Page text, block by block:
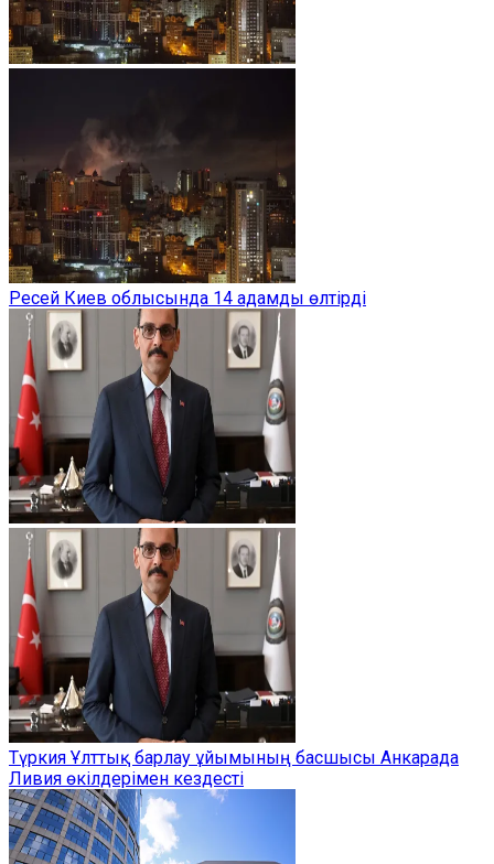
Ресей Киев облысында 14 адамды өлтірді
Түркия Ұлттық барлау ұйымының басшысы Анкарада
Ливия өкілдерімен кездесті